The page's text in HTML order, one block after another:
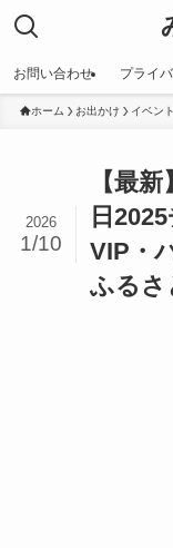
お問い合わせ プライ
ホーム お出かけ イベント
【最
日
VIP・
ふるさ
2026
1/10